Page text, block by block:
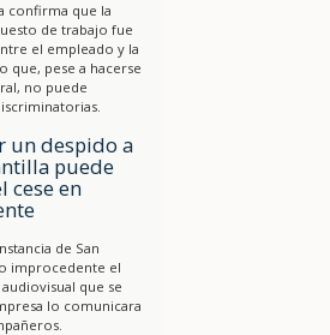
confirma que la
de trabajo fue
el empleado y la
que, pese a hacerse
no puede
un despido a
puede
cese en
de San
improcedente el
que se
lo comunicara